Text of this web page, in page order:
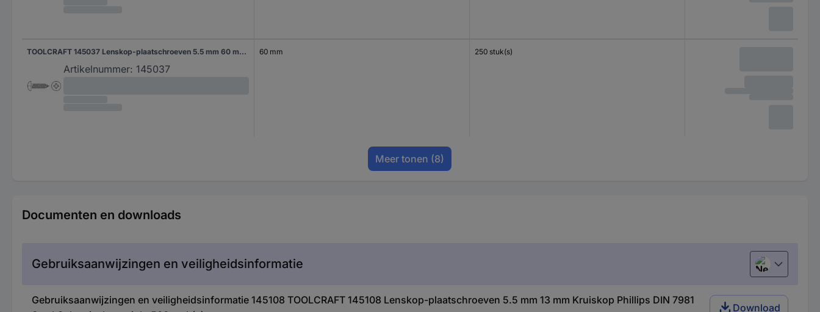
TOOLCRAFT 145037 Lenskop-plaatschroeven 5.5 mm 60 mm Kruiskop Phillips DIN 7981 Staal Galvanisch verzinkt 250 stuk(s)
Artikelnummer: 145037
60 mm 250 stuk(s)
Meer tonen (8)
Documenten en downloads
Gebruiksaanwijzingen en veiligheidsinformatie Nederlands
Gebruiksaanwijzingen en veiligheidsinformatie 145108 TOOLCRAFT 145108 Lenskop-plaatschroeven 5.5 mm 13 mm Kruiskop Phillips DIN 7981
Download